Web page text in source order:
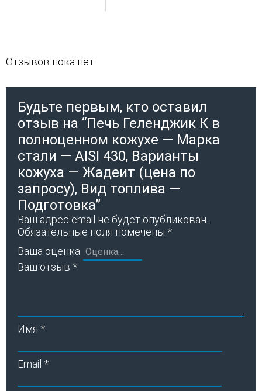
Отзывов пока нет.
Будьте первым, кто оставил
отзыв на “Печь Геленджик К в
полноценном кожухе — Марка
стали — AISI 430, Варианты
кожуха — Жадеит (цена по
запросу), Вид топлива —
Подготовка”
Ваш адрес email не будет опубликован.
Обязательные поля помечены *
Ваша оценка
Ваш отзыв *
Имя *
Email *